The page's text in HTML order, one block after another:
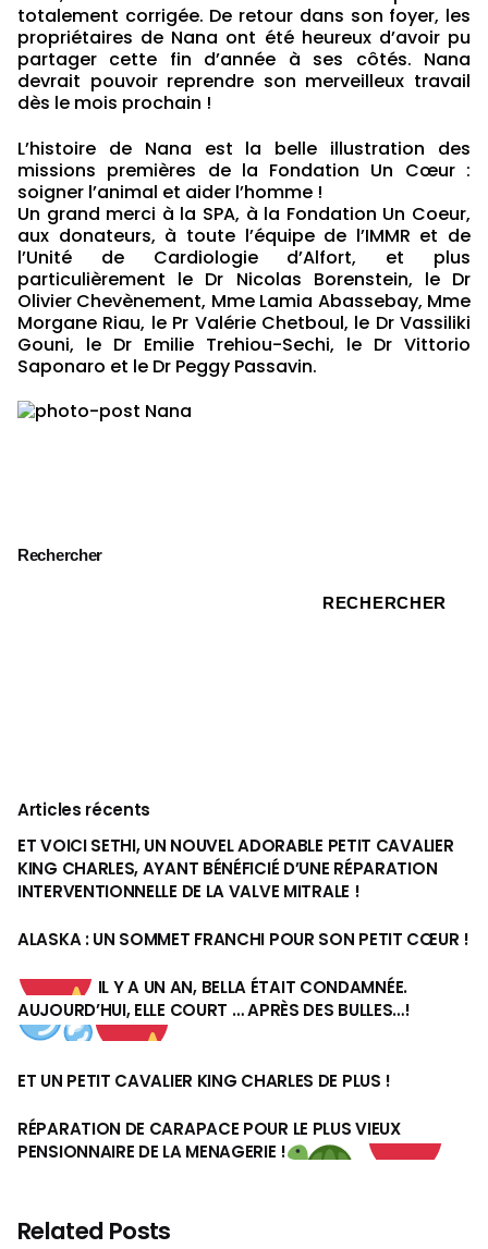
Rechercher
RECHERCHER
Articles récents
ET VOICI SETHI, UN NOUVEL ADORABLE PETIT CAVALIER
KING CHARLES, AYANT BÉNÉFICIÉ D’UNE RÉPARATION
INTERVENTIONNELLE DE LA VALVE MITRALE !
ALASKA : UN SOMMET FRANCHI POUR SON PETIT CŒUR !
IL Y A UN AN, BELLA ÉTAIT CONDAMNÉE.
AUJOURD’HUI, ELLE COURT … APRÈS DES BULLES…!
ET UN PETIT CAVALIER KING CHARLES DE PLUS !
RÉPARATION DE CARAPACE POUR LE PLUS VIEUX
PENSIONNAIRE DE LA MENAGERIE !
totalement corrigée. De retour dans son foyer, les
propriétaires de Nana ont été heureux d’avoir pu
partager cette fin d’année à ses côtés. Nana
devrait pouvoir reprendre son merveilleux travail
dès le mois prochain !
L’histoire de Nana est la belle illustration des
missions premières de la Fondation Un Cœur :
soigner l’animal et aider l’homme !
Un grand merci à la SPA, à la Fondation Un Coeur,
aux donateurs, à toute l’équipe de l’IMMR et de
l’Unité de Cardiologie d’Alfort, et plus
particulièrement le Dr Nicolas Borenstein, le Dr
Olivier Chevènement, Mme Lamia Abassebay, Mme
Morgane Riau, le Pr Valérie Chetboul, le Dr Vassiliki
Gouni, le Dr Emilie Trehiou-Sechi, le Dr Vittorio
Saponaro et le Dr Peggy Passavin.
Related Posts